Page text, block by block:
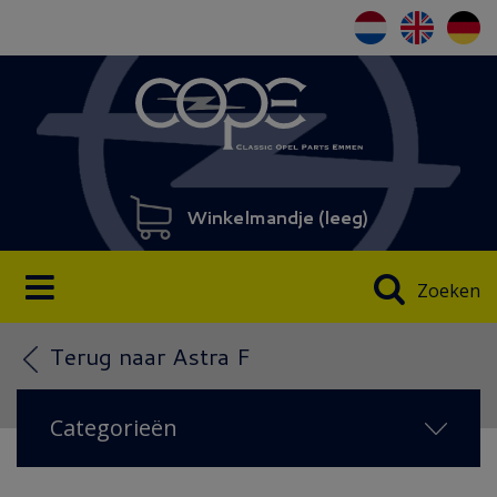
Winkelmandje (leeg)
Zoeken
Terug naar Astra F
Categorieën
NIEUW IN 2026(51)